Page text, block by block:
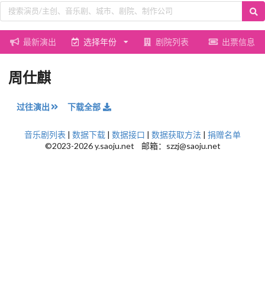
最新演出 选择年份 剧院列表 出票信息
周仕麒
过往演出 下载全部
音乐剧列表 | 数据下载 | 数据接口 | 数据获取方法 | 捐赠名单
©2023-2026 y.saoju.net 邮箱：szzj@saoju.net